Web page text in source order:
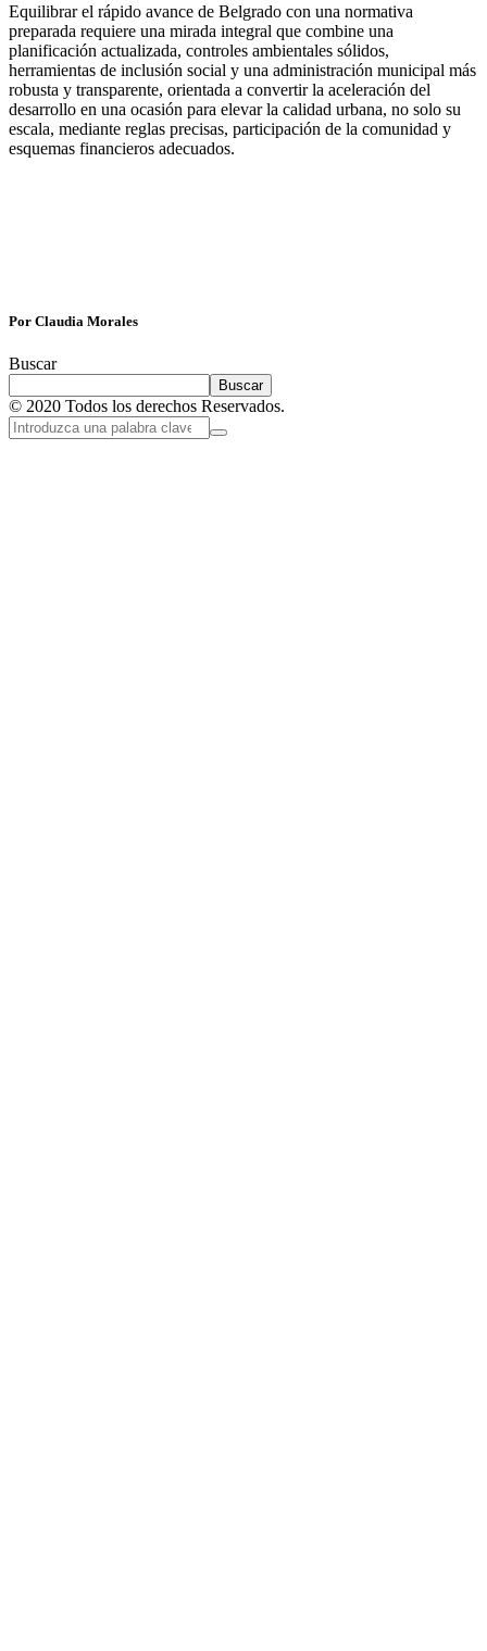
Equilibrar el rápido avance de Belgrado con una normativa
preparada requiere una mirada integral que combine una
planificación actualizada, controles ambientales sólidos,
herramientas de inclusión social y una administración municipal más
robusta y transparente, orientada a convertir la aceleración del
desarrollo en una ocasión para elevar la calidad urbana, no solo su
escala, mediante reglas precisas, participación de la comunidad y
esquemas financieros adecuados.
Por Claudia Morales
Buscar
Buscar
© 2020 Todos los derechos Reservados.